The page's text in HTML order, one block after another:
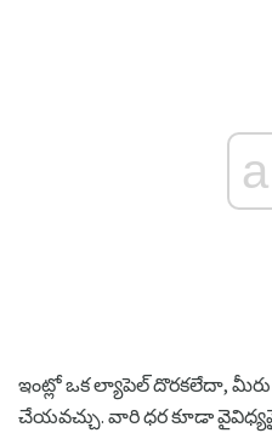
ఇంట్లో ఒక ల్యాపెల్ దొరకలేదా,
చేయవచ్చు. వారి ధర కూడా